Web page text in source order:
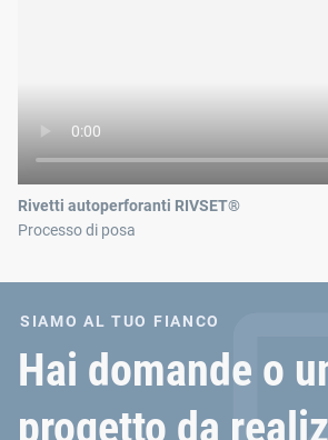
Rivetti autoperforanti RIVSET®
Processo di posa
SIAMO AL TUO FIANCO
Hai domande o
progetto da